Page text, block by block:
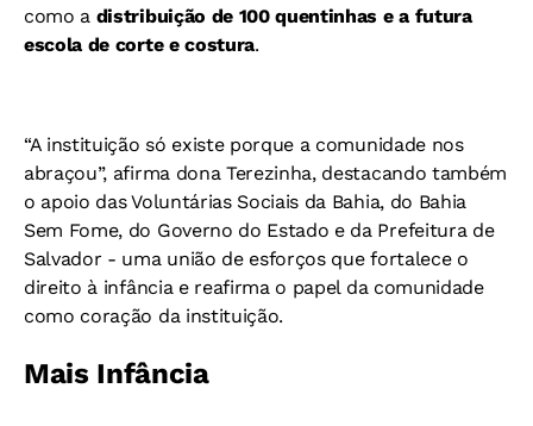
como a distribuição de 100 quentinhas e a futura
escola de corte e costura.
“A instituição só existe porque a comunidade nos
abraçou”, afirma dona Terezinha, destacando também
o apoio das Voluntárias Sociais da Bahia, do Bahia
Sem Fome, do Governo do Estado e da Prefeitura de
Salvador - uma união de esforços que fortalece o
direito à infância e reafirma o papel da comunidade
como coração da instituição.
Mais Infância